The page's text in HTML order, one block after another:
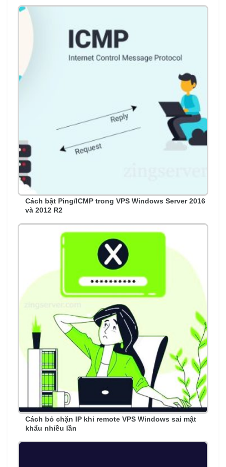
Cách bật Ping/ICMP trong VPS Windows Server 2016
và 2012 R2
Cách bỏ chặn IP khi remote VPS Windows sai mật
khẩu nhiều lần